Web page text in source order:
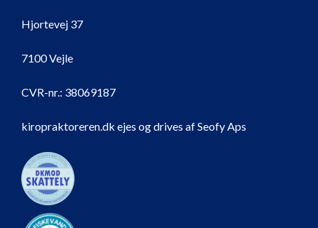
Hjortevej 37
7100 Vejle
CVR-nr.: 38069187
kiropraktoreren.dk ejes og drives af Seofy Aps